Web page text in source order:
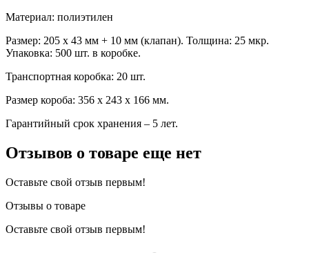
Материал: полиэтилен
Размер: 205 х 43 мм + 10 мм (клапан). Толщина: 25 мкр.
Упаковка: 500 шт. в коробке.
Транспортная коробка: 20 шт.
Размер короба: 356 х 243 х 166 мм.
Гарантийный срок хранения – 5 лет.
Отзывов о товаре еще нет
Оставьте свой отзыв первым!
Отзывы о товаре
Оставьте свой отзыв первым!